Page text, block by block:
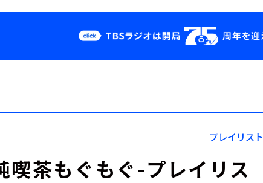
Podcast
YouTube
会社情報プレイリスト
喫茶もぐもぐ-プレイリス